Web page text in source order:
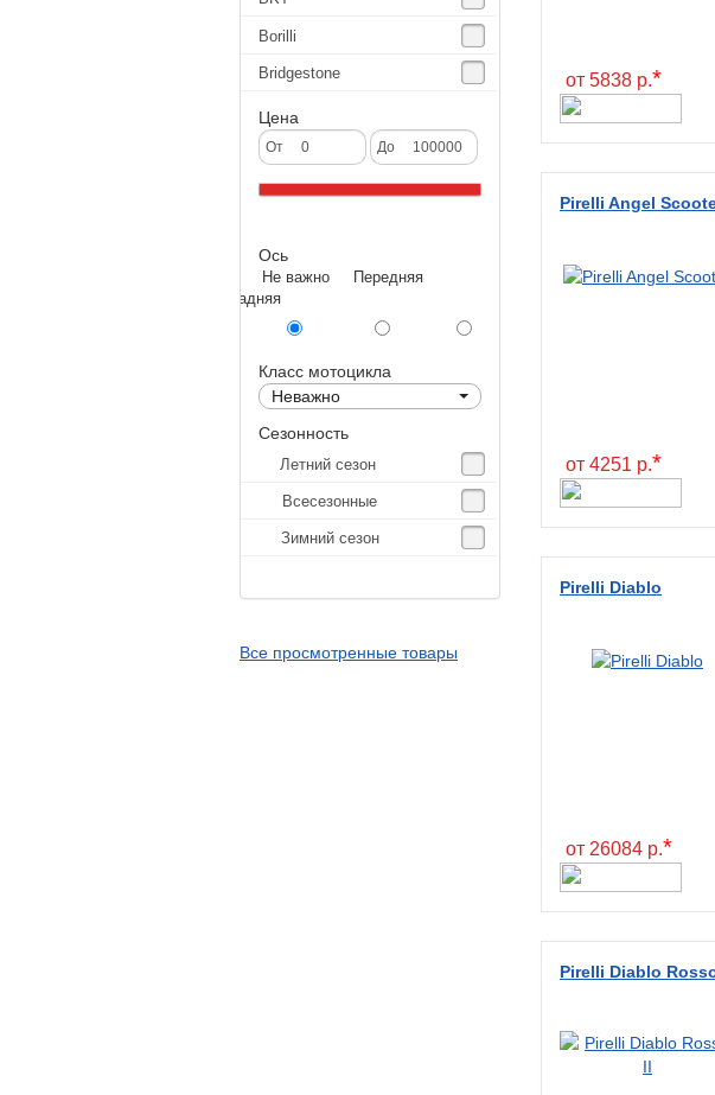
Borilli
Bridgestone
Continental
CST
Deestone
Excel
Forerunner
GoldenTyre
Gummy
Heidenau
IRC
Maxxis
Цена
От До
Ось
Не важно Передняя
Задняя
Класс мотоцикла
Неважно
Сезонность
Летний сезон
Всесезонные
Зимний сезон
Все просмотренные товары
от 5838 р.*
Pirelli Angel
от 4251 р.*
Pirelli Diablo
от 26084 р.*
Pirelli Diablo